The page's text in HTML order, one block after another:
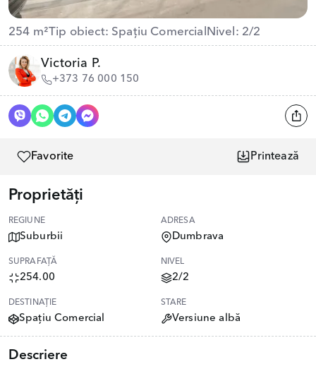
254 m²Tip obiect: Spațiu Comercial Nivel: 2/2
Victoria P.
+373 76 000 150
Favorite Printează
Proprietăți
REGIUNE
Suburbii
ADRESA
Dumbrava
SUPRAFAȚĂ
254.00
NIVEL
2/2
DESTINAȚIE
Spațiu Comercial
STARE
Versiune albă
Descriere